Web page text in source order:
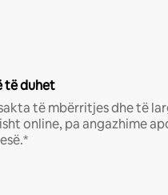
të duhet
të mbërritjes dhe të
online, pa angazhime